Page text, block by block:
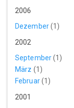
2006
Dezember(1)
2002
September(1)
März (1)
Februar(1)
2001